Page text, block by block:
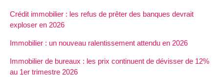
Crédit immobilier : les refus de prêter des banques devrait
exploser en 2026
Immobilier : un nouveau ralentissement attendu en 2026
Immobilier de bureaux : les prix continuent de dévisser de 12%
au 1er trimestre 2026